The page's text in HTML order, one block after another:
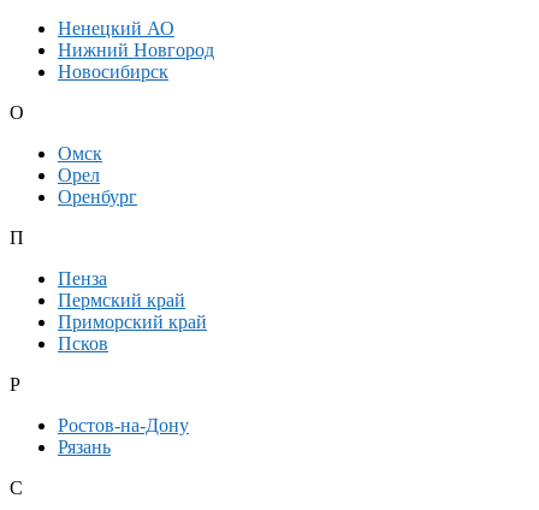
Ненецкий АО
Нижний Новгород
Новосибирск
О
Омск
Орел
Оренбург
П
Пенза
Пермский край
Приморский край
Псков
Р
Ростов-на-Дону
Рязань
С